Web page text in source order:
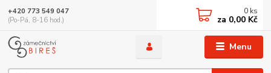
Menu
+420 773 549 047
(Po-Pá, 8-16 hod.)
0 ks
za 0,00 Kč